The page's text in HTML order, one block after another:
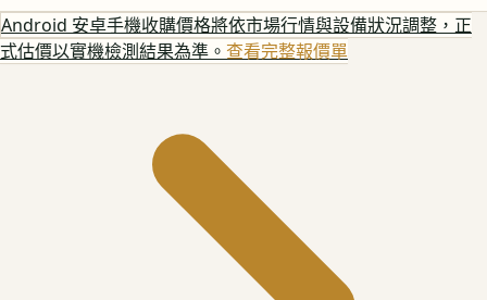
Android 安卓手機收購價格將依市場行情與設備狀況調整，正
式估價以實機檢測結果為準。 查看完整報價單